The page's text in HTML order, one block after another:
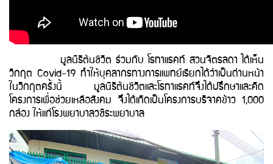
มูลนิธิต้นชีวิต ร่วมกับ โรทาแรคท์ สวนจิตรลดา ได้เห็น
วิกฤต Covid-19 ทำให้บุคลากรทางการแพทย์เรียกได้ว่าเป็นด่านหน้า
ในวิกฤตครั้งนี้ มูลนิธิต้นชีวิตและโรทาแรคท์จึงได้ปรึกษาและคิด
โครงการเพื่อช่วยเหลือสังคม จึงได้เกิดเป็นโครงการบริจาคข้าว 1,000
กล่อง ให้แก่โรงพยาบาลวชิระพยาบาล